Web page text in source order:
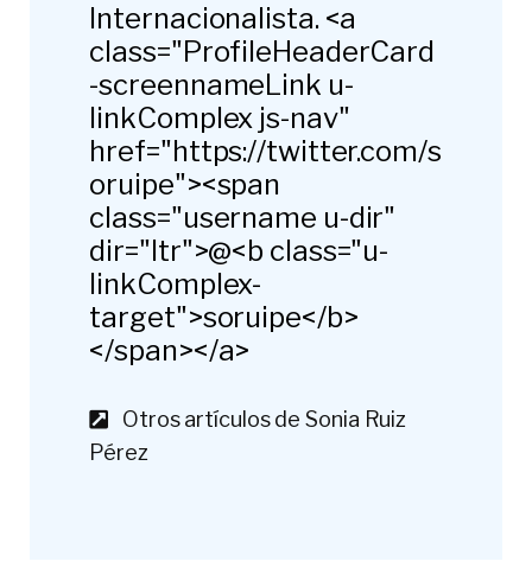
Internacionalista. <a
class="ProfileHeaderCard
-screennameLink u-
linkComplex js-nav"
href="https://twitter.com/s
oruipe"><span
class="username u-dir"
dir="ltr">@<b class="u-
linkComplex-
target">soruipe</b>
</span></a>
Otros artículos de Sonia Ruiz
Pérez